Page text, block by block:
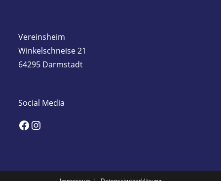
Vereinsheim
Winkelschneise 21
64295 Darmstadt
Social Media
FacebookInstagram